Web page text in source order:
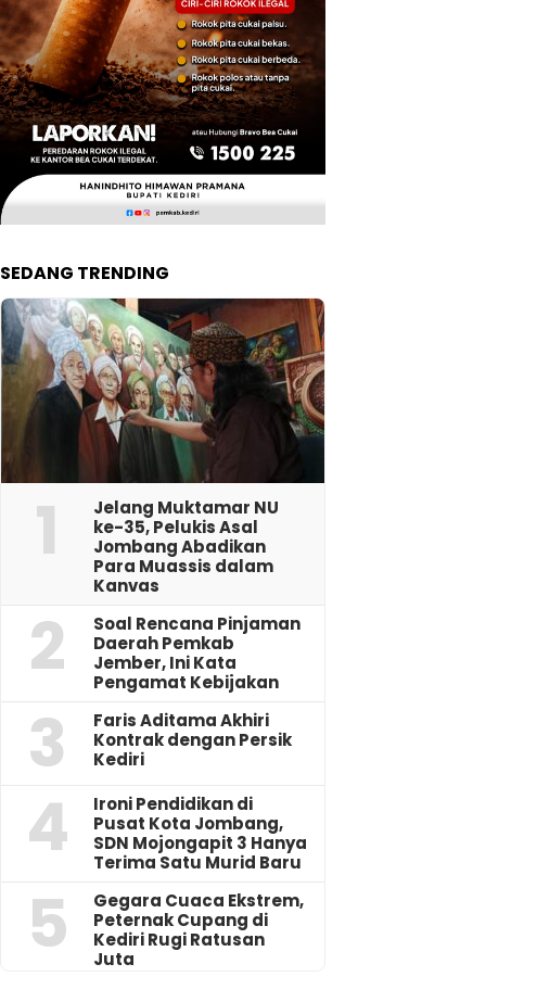
SEDANG TRENDING
1
Jelang Muktamar NU
ke-35, Pelukis Asal
Jombang Abadikan
Para Muassis dalam
Kanvas
2
‎Soal Rencana Pinjaman
Daerah Pemkab
Jember, Ini Kata
Pengamat Kebijakan ‎
3
Faris Aditama Akhiri
Kontrak dengan Persik
Kediri
4
Ironi Pendidikan di
Pusat Kota Jombang,
SDN Mojongapit 3 Hanya
Terima Satu Murid Baru
5
‎Gegara Cuaca Ekstrem,
Peternak Cupang di
Kediri Rugi Ratusan
Juta